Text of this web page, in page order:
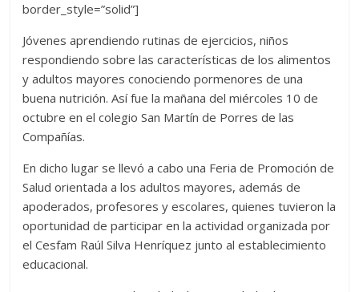
border_style=”solid”]
Jóvenes aprendiendo rutinas de ejercicios, niños
respondiendo sobre las características de los alimentos
y adultos mayores conociendo pormenores de una
buena nutrición. Así fue la mañana del miércoles 10 de
octubre en el colegio San Martín de Porres de las
Compañías.
En dicho lugar se llevó a cabo una Feria de Promoción de
Salud orientada a los adultos mayores, además de
apoderados, profesores y escolares, quienes tuvieron la
oportunidad de participar en la actividad organizada por
el Cesfam Raúl Silva Henríquez junto al establecimiento
educacional.